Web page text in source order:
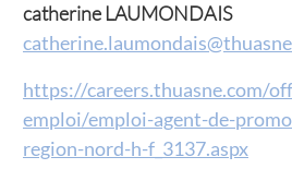
catherine LAUMONDAIS
https://careers.thuasne.com/
emploi/emploi-agent-de-
region-nord-h-f_3137.aspx